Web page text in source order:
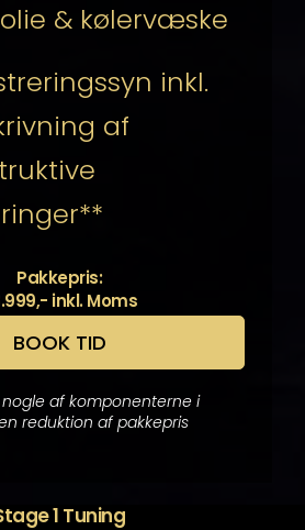
& kølervæske
inkl.
af
Pakkepris:
inkl. Moms
BOOK TID
af komponenterne i
reduktion af pakkepris
1 Tuning